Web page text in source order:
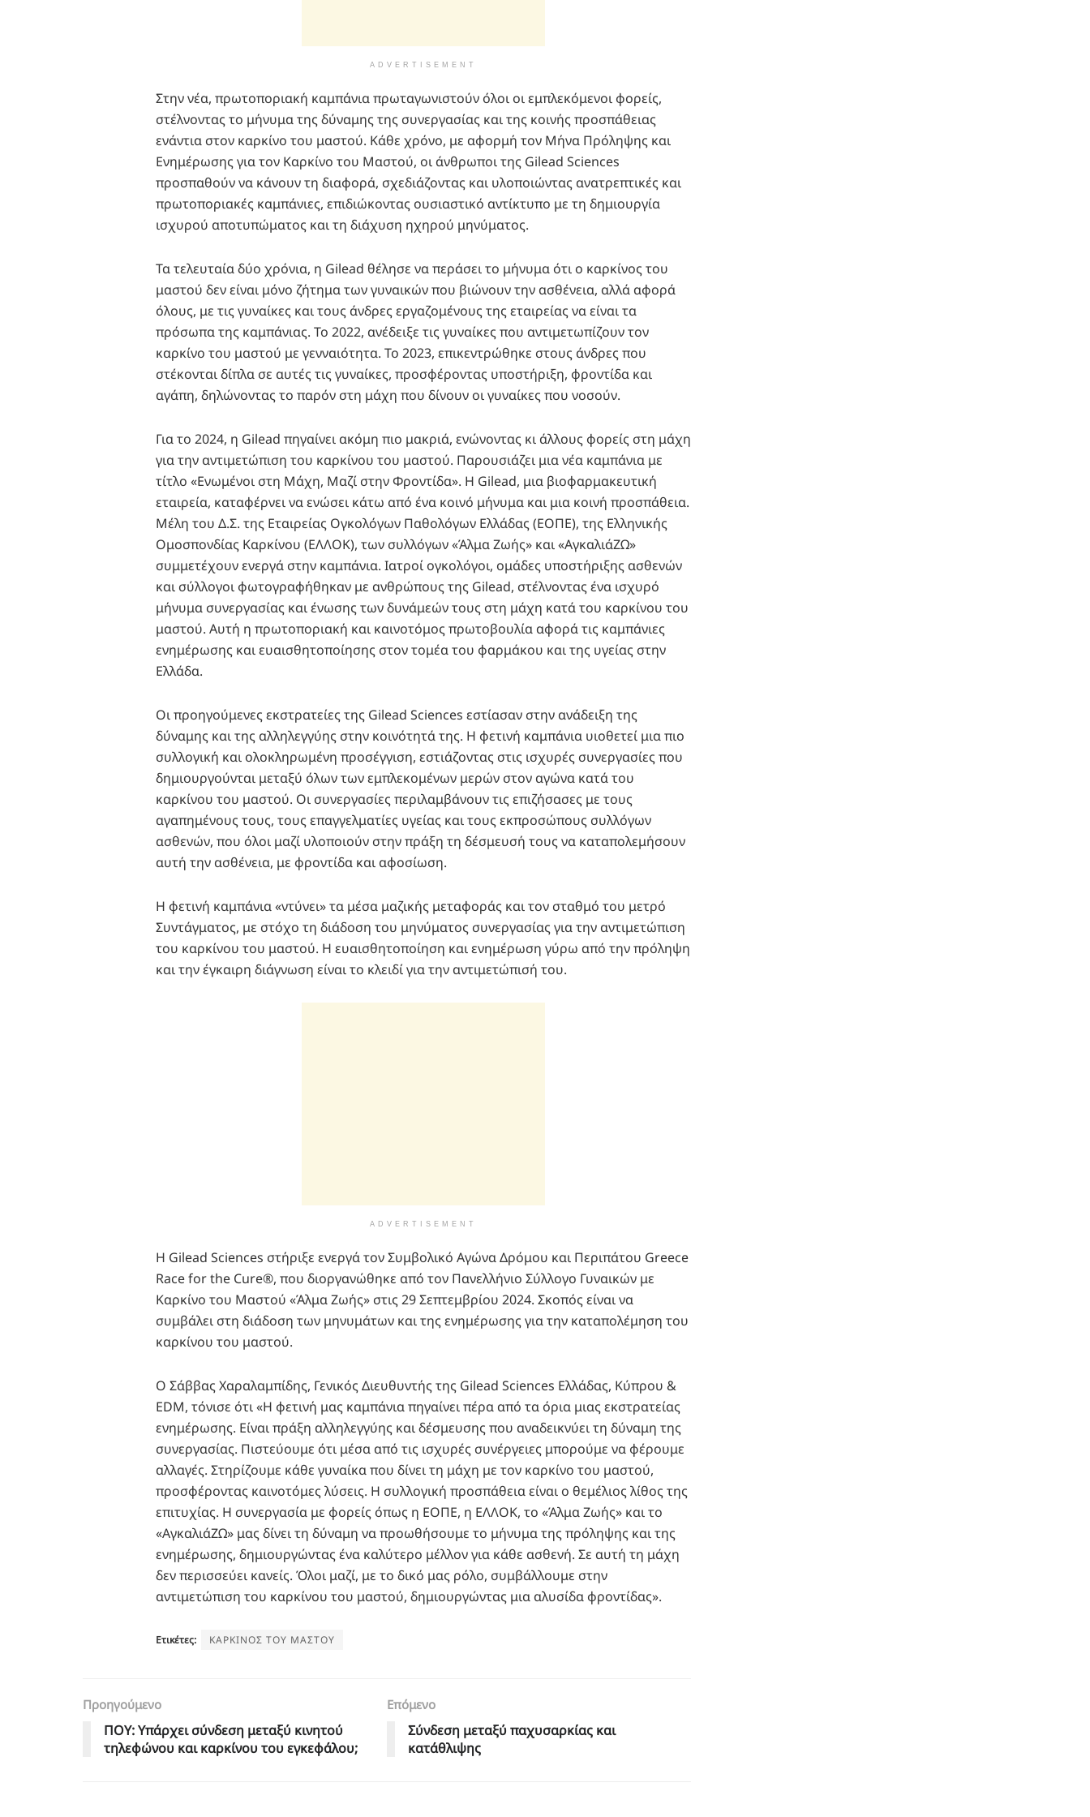
ADVERTISEMENT
Στην νέα, πρωτοποριακή καμπάνια πρωταγωνιστούν όλοι οι εμπλεκόμενοι φορείς,
στέλνοντας το μήνυμα της δύναμης της συνεργασίας και της κοινής προσπάθειας
ενάντια στον καρκίνο του μαστού. Κάθε χρόνο, με αφορμή τον Μήνα Πρόληψης και
Ενημέρωσης για τον Καρκίνο του Μαστού, οι άνθρωποι της Gilead Sciences
προσπαθούν να κάνουν τη διαφορά, σχεδιάζοντας και υλοποιώντας ανατρεπτικές και
πρωτοποριακές καμπάνιες, επιδιώκοντας ουσιαστικό αντίκτυπο με τη δημιουργία
ισχυρού αποτυπώματος και τη διάχυση ηχηρού μηνύματος.
Τα τελευταία δύο χρόνια, η Gilead θέλησε να περάσει το μήνυμα ότι ο καρκίνος του
μαστού δεν είναι μόνο ζήτημα των γυναικών που βιώνουν την ασθένεια, αλλά αφορά
όλους, με τις γυναίκες και τους άνδρες εργαζομένους της εταιρείας να είναι τα
πρόσωπα της καμπάνιας. Το 2022, ανέδειξε τις γυναίκες που αντιμετωπίζουν τον
καρκίνο του μαστού με γενναιότητα. Το 2023, επικεντρώθηκε στους άνδρες που
στέκονται δίπλα σε αυτές τις γυναίκες, προσφέροντας υποστήριξη, φροντίδα και
αγάπη, δηλώνοντας το παρόν στη μάχη που δίνουν οι γυναίκες που νοσούν.
Για το 2024, η Gilead πηγαίνει ακόμη πιο μακριά, ενώνοντας κι άλλους φορείς στη μάχη
για την αντιμετώπιση του καρκίνου του μαστού. Παρουσιάζει μια νέα καμπάνια με
τίτλο «Ενωμένοι στη Μάχη, Μαζί στην Φροντίδα». Η Gilead, μια βιοφαρμακευτική
εταιρεία, καταφέρνει να ενώσει κάτω από ένα κοινό μήνυμα και μια κοινή προσπάθεια.
Μέλη του Δ.Σ. της Εταιρείας Ογκολόγων Παθολόγων Ελλάδας (ΕΟΠΕ), της Ελληνικής
Ομοσπονδίας Καρκίνου (ΕΛΛΟΚ), των συλλόγων «Άλμα Ζωής» και «ΑγκαλιάΖΩ»
συμμετέχουν ενεργά στην καμπάνια. Ιατροί ογκολόγοι, ομάδες υποστήριξης ασθενών
και σύλλογοι φωτογραφήθηκαν με ανθρώπους της Gilead, στέλνοντας ένα ισχυρό
μήνυμα συνεργασίας και ένωσης των δυνάμεών τους στη μάχη κατά του καρκίνου του
μαστού. Αυτή η πρωτοποριακή και καινοτόμος πρωτοβουλία αφορά τις καμπάνιες
ενημέρωσης και ευαισθητοποίησης στον τομέα του φαρμάκου και της υγείας στην
Ελλάδα.
Οι προηγούμενες εκστρατείες της Gilead Sciences εστίασαν στην ανάδειξη της
δύναμης και της αλληλεγγύης στην κοινότητά της. Η φετινή καμπάνια υιοθετεί μια πιο
συλλογική και ολοκληρωμένη προσέγγιση, εστιάζοντας στις ισχυρές συνεργασίες που
δημιουργούνται μεταξύ όλων των εμπλεκομένων μερών στον αγώνα κατά του
καρκίνου του μαστού. Οι συνεργασίες περιλαμβάνουν τις επιζήσασες με τους
αγαπημένους τους, τους επαγγελματίες υγείας και τους εκπροσώπους συλλόγων
ασθενών, που όλοι μαζί υλοποιούν στην πράξη τη δέσμευσή τους να καταπολεμήσουν
αυτή την ασθένεια, με φροντίδα και αφοσίωση.
Η φετινή καμπάνια «ντύνει» τα μέσα μαζικής μεταφοράς και τον σταθμό του μετρό
Συντάγματος, με στόχο τη διάδοση του μηνύματος συνεργασίας για την αντιμετώπιση
του καρκίνου του μαστού. Η ευαισθητοποίηση και ενημέρωση γύρω από την πρόληψη
και την έγκαιρη διάγνωση είναι το κλειδί για την αντιμετώπισή του.
ADVERTISEMENT
Η Gilead Sciences στήριξε ενεργά τον Συμβολικό Αγώνα Δρόμου και Περιπάτου Greece
Race for the Cure®, που διοργανώθηκε από τον Πανελλήνιο Σύλλογο Γυναικών με
Καρκίνο του Μαστού «Άλμα Ζωής» στις 29 Σεπτεμβρίου 2024. Σκοπός είναι να
συμβάλει στη διάδοση των μηνυμάτων και της ενημέρωσης για την καταπολέμηση του
καρκίνου του μαστού.
Ο Σάββας Χαραλαμπίδης, Γενικός Διευθυντής της Gilead Sciences Ελλάδας, Κύπρου &
EDM, τόνισε ότι «Η φετινή μας καμπάνια πηγαίνει πέρα από τα όρια μιας εκστρατείας
ενημέρωσης. Είναι πράξη αλληλεγγύης και δέσμευσης που αναδεικνύει τη δύναμη της
συνεργασίας. Πιστεύουμε ότι μέσα από τις ισχυρές συνέργειες μπορούμε να φέρουμε
αλλαγές. Στηρίζουμε κάθε γυναίκα που δίνει τη μάχη με τον καρκίνο του μαστού,
προσφέροντας καινοτόμες λύσεις. Η συλλογική προσπάθεια είναι ο θεμέλιος λίθος της
επιτυχίας. Η συνεργασία με φορείς όπως η ΕΟΠΕ, η ΕΛΛΟΚ, το «Άλμα Ζωής» και το
«ΑγκαλιάΖΩ» μας δίνει τη δύναμη να προωθήσουμε το μήνυμα της πρόληψης και της
ενημέρωσης, δημιουργώντας ένα καλύτερο μέλλον για κάθε ασθενή. Σε αυτή τη μάχη
δεν περισσεύει κανείς. Όλοι μαζί, με το δικό μας ρόλο, συμβάλλουμε στην
αντιμετώπιση του καρκίνου του μαστού, δημιουργώντας μια αλυσίδα φροντίδας».
Ετικέτες: ΚΑΡΚΙΝΟΣ ΤΟΥ ΜΑΣΤΟΥ
Προηγούμενο
ΠΟΥ: Υπάρχει σύνδεση μεταξύ κινητού
τηλεφώνου και καρκίνου του εγκεφάλου;
Επόμενο
Σύνδεση μεταξύ παχυσαρκίας και
κατάθλιψης